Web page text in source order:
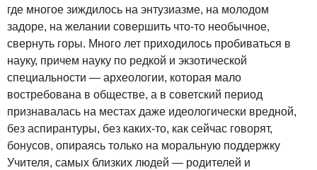
где многое зиждилось на энтузиазме, на молодом
задоре, на желании совершить что-то необычное,
свернуть горы. Много лет приходилось пробиваться в
науку, причем науку по редкой и экзотической
специальности — археологии, которая мало
востребована в обществе, а в советский период
признавалась на местах даже идеологически вредной,
без аспирантуры, без каких-то, как сейчас говорят,
бонусов, опираясь только на моральную поддержку
Учителя, самых близких людей — родителей и